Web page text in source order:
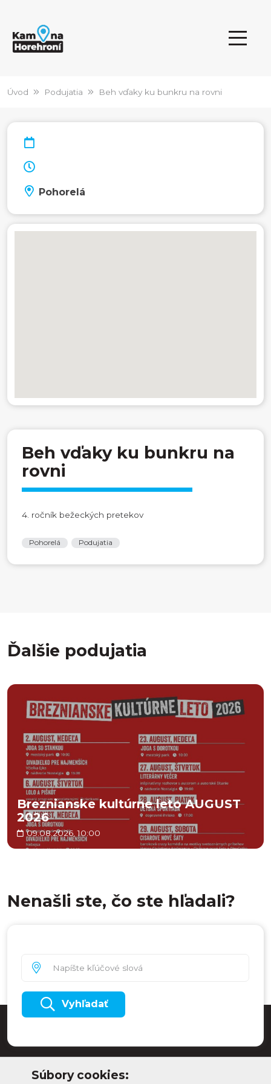
Úvod Podujatia Beh vďaky ku bunkru na rovni
Pohorelá
Beh vďaky ku bunkru na
rovni
4. ročník bežeckých pretekov
Pohorelá Podujatia
Ďalšie podujatia
Breznianske kultúrne leto AUGUST
2026
09.08.2026, 10:00
Nenašli ste, čo ste hľadali?
Vyhľadať
Súbory cookies: